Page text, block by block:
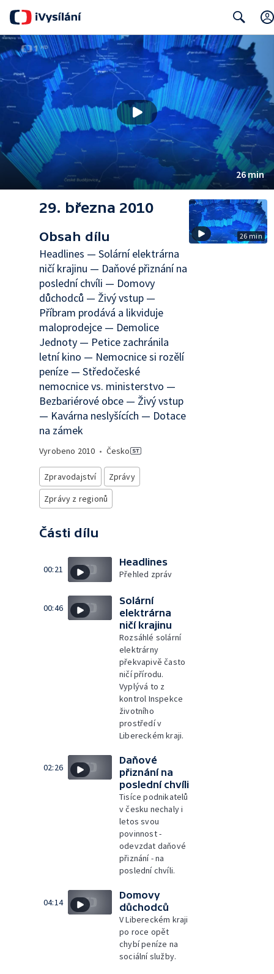
Search
26 min
29. března 2010
Obsah dílu
Headlines — Solární elektrárna
ničí krajinu — Daňové přiznání na
poslední chvíli — Domovy
důchodců — Živý vstup —
Příbram prodává a likviduje
maloprodejce — Demolice
Jednoty — Petice zachránila
letní kino — Nemocnice si rozělí
peníze — Středočeské
nemocnice vs. ministerstvo —
Bezbariérové obce — Živý vstup
— Kavárna neslyšících — Dotace
na zámek
Vyrobeno 2010 • Česko
Zpravodajství
Zprávy
Zprávy z regionů
Části dílu
00:21
Headlines
Přehled zpráv
00:46
Solární
elektrárna
ničí krajinu
Rozsáhlé solární
elektrárny
překvapivě často
ničí přírodu.
Vyplývá to z
kontrol Inspekce
životního
prostředí v
Libereckém kraji.
02:26
Daňové
přiznání na
poslední chvíli
Tisíce podnikatelů
v česku nechaly i
letos svou
povinnost -
odevzdat daňové
přiznání - na
poslední chvíli.
04:14
Domovy
důchodců
V Libereckém kraji
po roce opět
chybí peníze na
sociální služby.
26 min